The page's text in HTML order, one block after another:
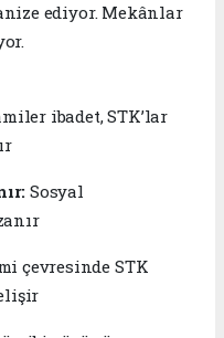
ediyor. Mekânlar
ibadet, STK’lar
Sosyal
çevresinde STK